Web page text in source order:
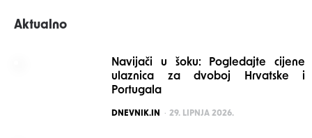
Aktualno
Navijači u šoku: Pogledajte cijene
ulaznica za dvoboj Hrvatske i
Portugala
POSTED
DNEVNIK.IN 29. LIPNJA 2026.